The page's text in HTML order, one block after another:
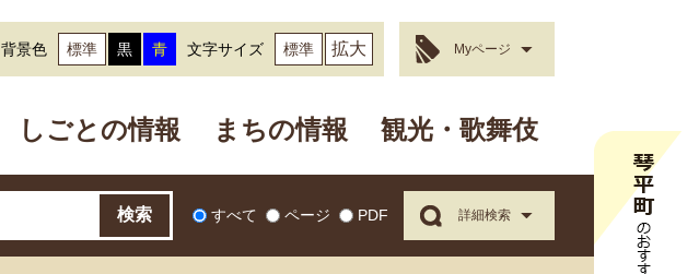
背景色 標準 黒 青 文字サイズ 標準 拡大 Myページ
しごとの情報 まちの情報 観光・歌舞伎
すべて ページ PDF 詳細検索